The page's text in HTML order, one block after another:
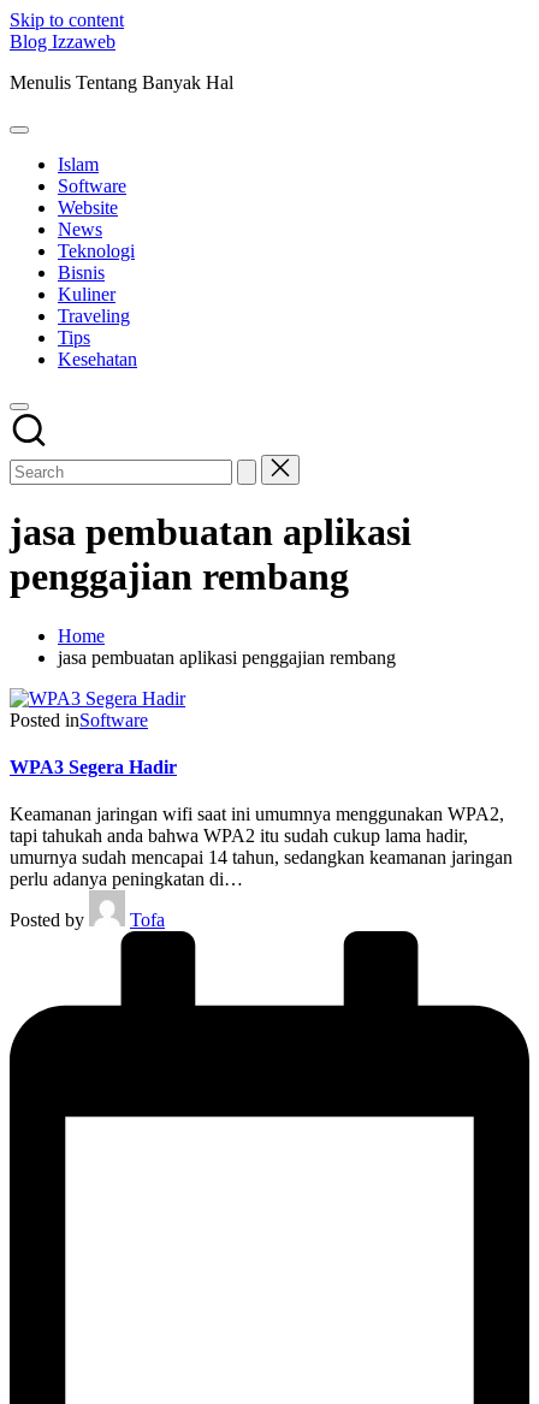
Skip to content
Blog Izzaweb
Menulis Tentang Banyak Hal
Islam
Software
Website
News
Teknologi
Bisnis
Kuliner
Traveling
Tips
Kesehatan
jasa pembuatan aplikasi
penggajian rembang
Home
jasa pembuatan aplikasi penggajian rembang
Posted inSoftware
WPA3 Segera Hadir
Keamanan jaringan wifi saat ini umumnya menggunakan WPA2,
tapi tahukah anda bahwa WPA2 itu sudah cukup lama hadir,
umurnya sudah mencapai 14 tahun, sedangkan keamanan jaringan
perlu adanya peningkatan di…
Posted by
Tofa